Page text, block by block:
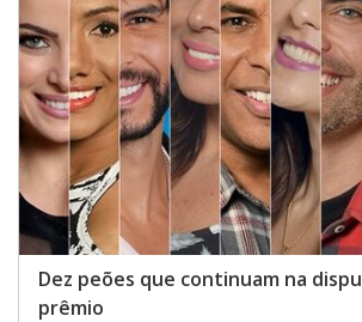
Dez peões que continuam na
prêmio